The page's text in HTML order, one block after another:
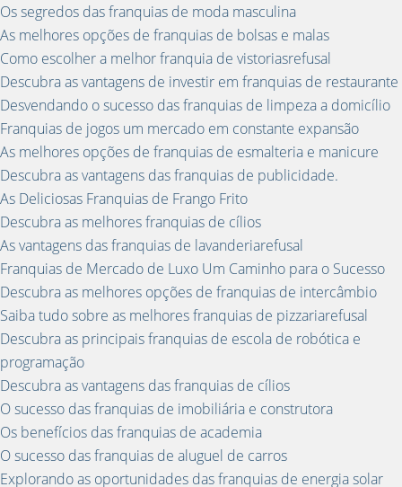
Os segredos das franquias de moda masculina
As melhores opções de franquias de bolsas e malas
Como escolher a melhor franquia de vistoriasrefusal
Descubra as vantagens de investir em franquias de restaurante
Desvendando o sucesso das franquias de limpeza a domicílio
Franquias de jogos um mercado em constante expansão
As melhores opções de franquias de esmalteria e manicure
Descubra as vantagens das franquias de publicidade.
As Deliciosas Franquias de Frango Frito
Descubra as melhores franquias de cílios
As vantagens das franquias de lavanderiarefusal
Franquias de Mercado de Luxo Um Caminho para o Sucesso
Descubra as melhores opções de franquias de intercâmbio
Saiba tudo sobre as melhores franquias de pizzariarefusal
Descubra as principais franquias de escola de robótica e
programação
Descubra as vantagens das franquias de cílios
O sucesso das franquias de imobiliária e construtora
Os benefícios das franquias de academia
O sucesso das franquias de aluguel de carros
Explorando as oportunidades das franquias de energia solar